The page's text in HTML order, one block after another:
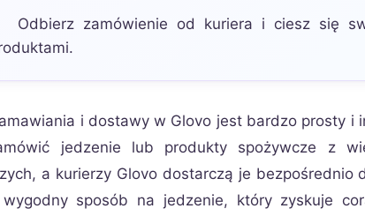
Odbierz zamówienie od kuriera i ciesz się
i dostawy w Glovo jest bardzo prosty i
jedzenie lub produkty spożywcze z
a kurierzy Glovo dostarczą je bezpośrednio
sposób na jedzenie, który zyskuje